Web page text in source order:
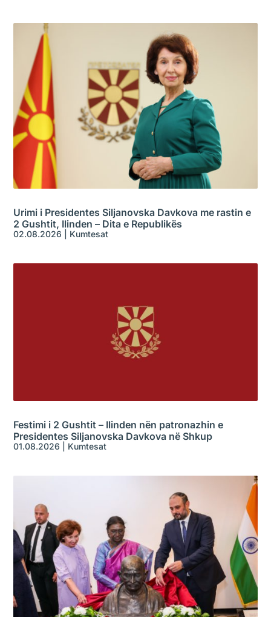
Urimi i Presidentes Siljanovska Davkova me rastin e
2 Gushtit, Ilinden – Dita e Republikës
02.08.2026 Kumtesat
Festimi i 2 Gushtit – Ilinden nën patronazhin e
Presidentes Siljanovska Davkova në Shkup
01.08.2026 Kumtesat